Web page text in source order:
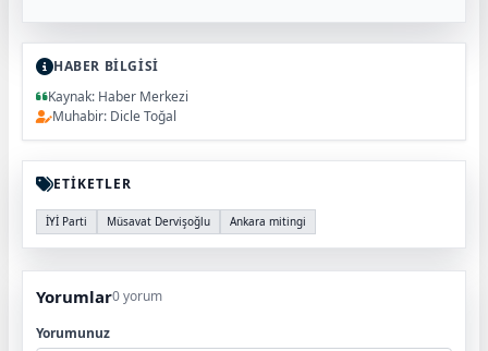
HABER BİLGİSİ
Kaynak: Haber Merkezi
Muhabir: Dicle Toğal
ETİKETLER
İYİ Parti Müsavat Dervişoğlu Ankara mitingi
Yorumlar0 yorum
Yorumunuz